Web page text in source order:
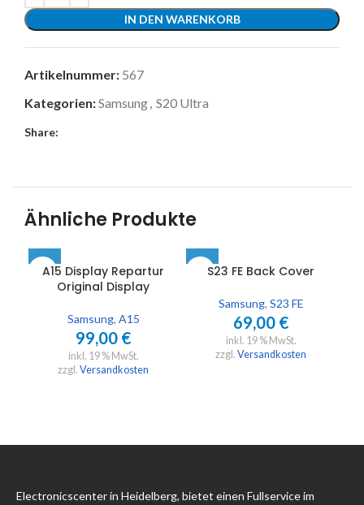
IN DEN WARENKORB
Artikelnummer: 567
Kategorien:Samsung S20 Ultra
Share:
Ähnliche Produkte
A15 Display Repartur
Original Display
Samsung, A15
99,00 €
inkl. 19 % MwSt.
zzgl. Versandkosten
S23 FE Back Cover
Samsung, S23 FE
69,00 €
inkl. 19 % MwSt.
zzgl. Versandkosten
Electronicscenter in Heidelberg, bietet einen Fullservice im